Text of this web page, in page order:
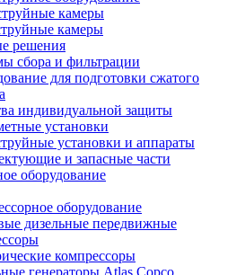
камеры
камеры
решения
сбора и фильтрации
для подготовки сжатого
индивидуальной защиты
установки
установки и аппараты
и запасные части
оборудование
оборудование
дизельные передвижные
компрессоры
генераторы Atlas Copco